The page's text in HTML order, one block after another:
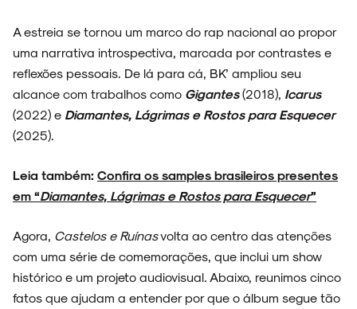
FAIXA A FAIXA
NOIZE RECORD CLUB
A estreia se tornou um marco do rap nacional ao propor
uma narrativa introspectiva, marcada por contrastes e
reflexões pessoais. De lá para cá, BK’ ampliou seu
alcance com trabalhos como Gigantes(2018), Icarus
(2022) e Diamantes, Lágrimas e Rostos para Esquecer
(2025).
Leia também: Confira os samples brasileiros presentes
em “Diamantes, Lágrimas e Rostos para Esquecer”
Agora, Castelos e Ruínasvolta ao centro das atenções
com uma série de comemorações, que inclui um show
histórico e um projeto audiovisual. Abaixo, reunimos cinco
fatos que ajudam a entender por que o álbum segue tão